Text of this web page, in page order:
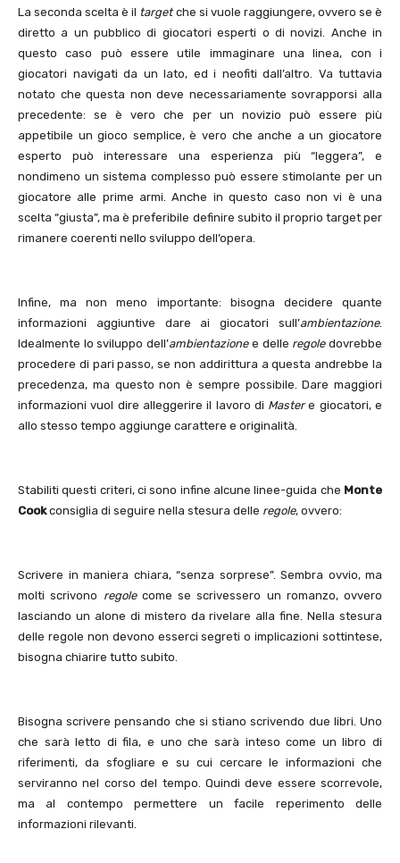
La seconda scelta è il targetche si vuole raggiungere, ovvero se è
diretto a un pubblico di giocatori esperti o di novizi. Anche in
questo caso può essere utile immaginare una linea, con i
giocatori navigati da un lato, ed i neofiti dall’altro. Va tuttavia
notato che questa non deve necessariamente sovrapporsi alla
precedente: se è vero che per un novizio può essere più
appetibile un gioco semplice, è vero che anche a un giocatore
esperto può interessare una esperienza più “leggera”, e
nondimeno un sistema complesso può essere stimolante per un
giocatore alle prime armi. Anche in questo caso non vi è una
scelta “giusta”, ma è preferibile definire subito il proprio target per
rimanere coerenti nello sviluppo dell’opera.
Infine, ma non meno importante: bisogna decidere quante
informazioni aggiuntive dare ai giocatori sull’ambientazione.
Idealmente lo sviluppo dell’ambientazionee delle regoledovrebbe
procedere di pari passo, se non addirittura a questa andrebbe la
precedenza, ma questo non è sempre possibile. Dare maggiori
informazioni vuol dire alleggerire il lavoro di Mastere giocatori, e
allo stesso tempo aggiunge carattere e originalità.
Stabiliti questi criteri, ci sono infine alcune linee-guida che Monte
Cookconsiglia di seguire nella stesura delle regole, ovvero:
Scrivere in maniera chiara, “senza sorprese”. Sembra ovvio, ma
molti scrivono regolecome se scrivessero un romanzo, ovvero
lasciando un alone di mistero da rivelare alla fine. Nella stesura
delle regole non devono esserci segreti o implicazioni sottintese,
bisogna chiarire tutto subito.
Bisogna scrivere pensando che si stiano scrivendo due libri. Uno
che sarà letto di fila, e uno che sarà inteso come un libro di
riferimenti, da sfogliare e su cui cercare le informazioni che
serviranno nel corso del tempo. Quindi deve essere scorrevole,
ma al contempo permettere un facile reperimento delle
informazioni rilevanti.